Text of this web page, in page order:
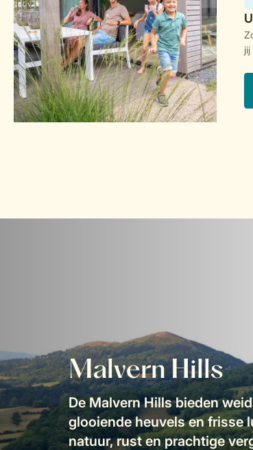
jij
Malvern Hills
De Malvern Hills bieden
glooiende heuvels en frisse
natuur, rust en prachtige